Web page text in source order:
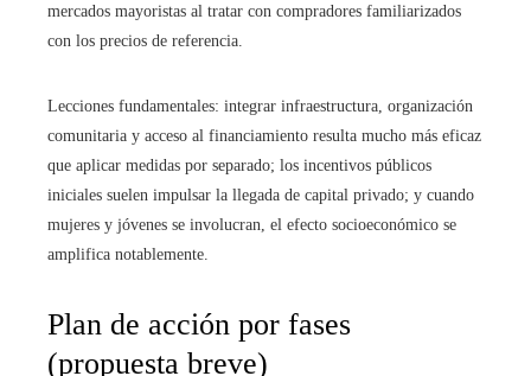
mercados mayoristas al tratar con compradores familiarizados
con los precios de referencia.
Lecciones fundamentales: integrar infraestructura, organización
comunitaria y acceso al financiamiento resulta mucho más eficaz
que aplicar medidas por separado; los incentivos públicos
iniciales suelen impulsar la llegada de capital privado; y cuando
mujeres y jóvenes se involucran, el efecto socioeconómico se
amplifica notablemente.
Plan de acción por fases
(propuesta breve)